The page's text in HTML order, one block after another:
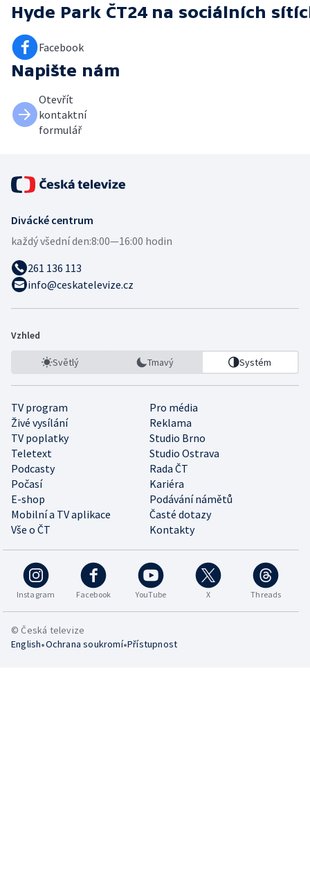
Hyde Park ČT24 na sociálních
Facebook
Napište nám
Otevřít
kontaktní
formulář
Divácké centrum
každý všední den:8:00—16:00 hodin
261 136 113
info@ceskatelevize.cz
Vzhled
Světlý Tmavý Systém
TV program
Pro média
Živé vysílání
Reklama
TV poplatky
Studio Brno
Teletext
Studio Ostrava
Podcasty
Rada ČT
Počasí
Kariéra
E-shop
Podávání námětů
Mobilní a TV aplikace
Časté dotazy
Vše o ČT
Kontakty
Instagram Facebook YouTube X Threads
© Česká televize
English•Ochrana soukromí•Přístupnost